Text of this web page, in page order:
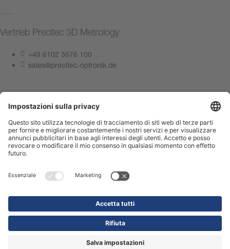
Vertrieb Precitec 3D Metrology
+49 6102 3676 100
sales@precitec-optronik.de
Informazioni Legali
Compliance Center
Terms of Use
Shop